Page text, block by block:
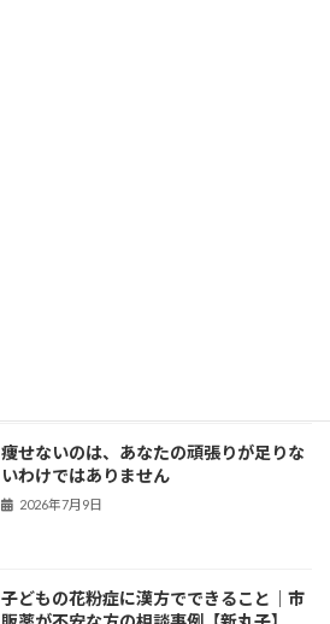
痩せないのは、あなたの頑張りが足りな
いわけではありません
2026年7月9日
子どもの花粉症に漢方でできること｜市